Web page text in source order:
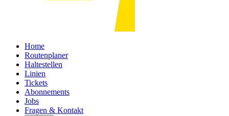
Home
Routenplaner
Haltestellen
Linien
Tickets
Abonnements
Jobs
Fragen & Kontakt